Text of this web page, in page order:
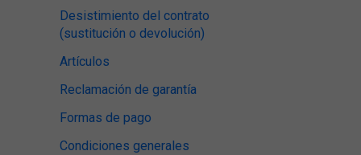
Desistimiento del contrato
(sustitución o devolución)
Artículos
Reclamación de garantía
Formas de pago
Condiciones generales